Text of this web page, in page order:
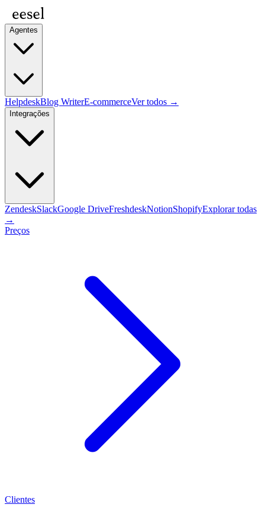
Agentes
HelpdeskBlog WriterE-commerceVer todos →
Integrações
ZendeskSlackGoogle DriveFreshdeskNotionShopifyExplorar todas
→
Preços
Clientes